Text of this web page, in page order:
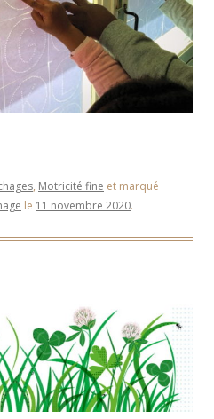
, Motricité fine et marqué
le 11 novembre 2020.